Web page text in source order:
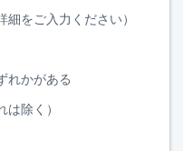
をご入力ください）
れかがある
除く）